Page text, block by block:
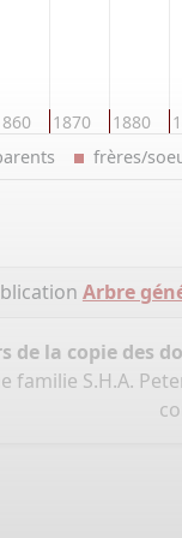
1870 1880
frères/
Arbre
de la copie des
familie S.H.A.